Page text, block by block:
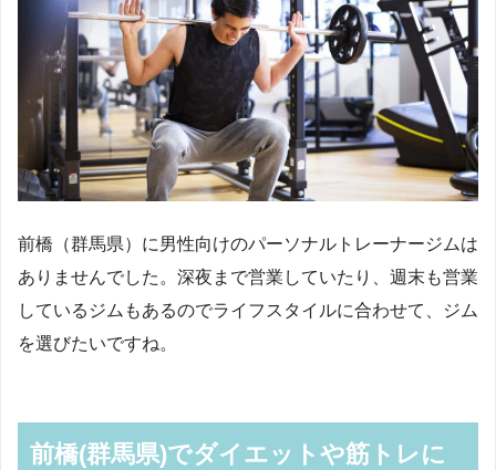
前橋（群馬県）に男性向けのパーソナルトレーナージムは
ありませんでした。深夜まで営業していたり、週末も営業
しているジムもあるのでライフスタイルに合わせて、ジム
を選びたいですね。
前橋(群馬県)でダイエットや筋トレに